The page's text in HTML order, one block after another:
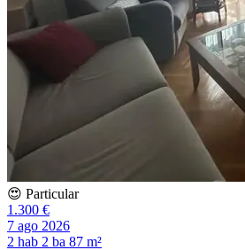
😍 Particular
1.300 €
7 ago 2026
2 hab 2 ba 87 m²